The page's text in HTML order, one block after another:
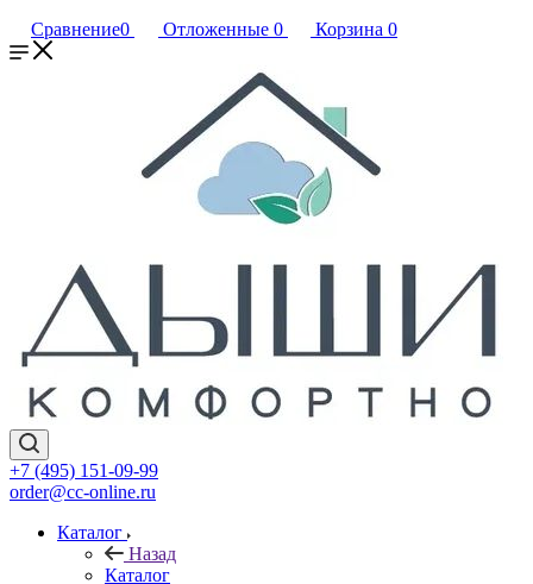
Сравнение0 Отложенные 0 Корзина 0
+7 (495) 151-09-99
order@cc-online.ru
Каталог
Назад
Каталог